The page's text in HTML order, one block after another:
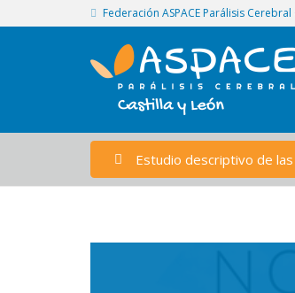
Federación ASPACE Parálisis
Estudio descriptivo de